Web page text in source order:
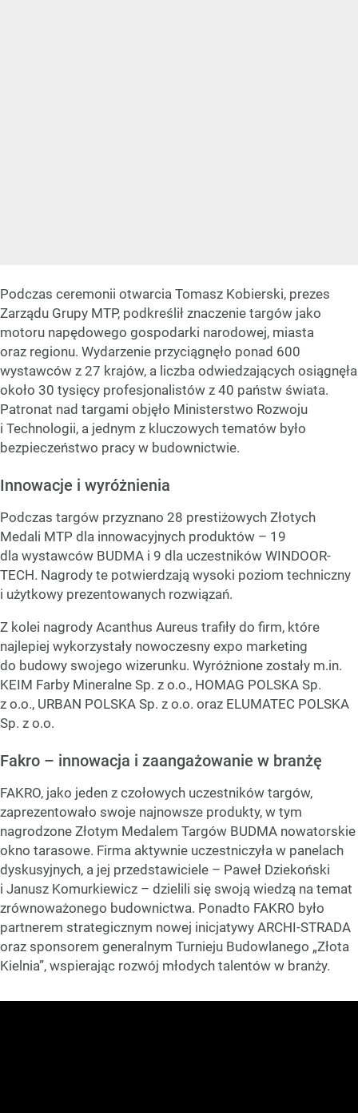
Podczas ceremonii otwarcia Tomasz Kobierski, prezes
Zarządu Grupy MTP, podkreślił znaczenie targów jako
motoru napędowego gospodarki narodowej, miasta
oraz regionu. Wydarzenie przyciągnęło ponad 600
wystawców z 27 krajów, a liczba odwiedzających osiągnęła
około 30 tysięcy profesjonalistów z 40 państw świata.
Patronat nad targami objęło Ministerstwo Rozwoju
i Technologii, a jednym z kluczowych tematów było
bezpieczeństwo pracy w budownictwie.
Innowacje i wyróżnienia
Podczas targów przyznano 28 prestiżowych Złotych
Medali MTP dla innowacyjnych produktów – 19
dla wystawców BUDMA i 9 dla uczestników WINDOOR-
TECH. Nagrody te potwierdzają wysoki poziom techniczny
i użytkowy prezentowanych rozwiązań.
Z kolei nagrody Acanthus Aureus trafiły do firm, które
najlepiej wykorzystały nowoczesny expo marketing
do budowy swojego wizerunku. Wyróżnione zostały m.in.
KEIM Farby Mineralne Sp. z o.o., HOMAG POLSKA Sp.
z o.o., URBAN POLSKA Sp. z o.o. oraz ELUMATEC POLSKA
Sp. z o.o.
Fakro – innowacja i zaangażowanie w branżę
FAKRO, jako jeden z czołowych uczestników targów,
zaprezentowało swoje najnowsze produkty, w tym
nagrodzone Złotym Medalem Targów BUDMA nowatorskie
okno tarasowe. Firma aktywnie uczestniczyła w panelach
dyskusyjnych, a jej przedstawiciele – Paweł Dziekoński
i Janusz Komurkiewicz – dzielili się swoją wiedzą na temat
zrównoważonego budownictwa. Ponadto FAKRO było
partnerem strategicznym nowej inicjatywy ARCHI-STRADA
oraz sponsorem generalnym Turnieju Budowlanego „Złota
Kielnia”, wspierając rozwój młodych talentów w branży.